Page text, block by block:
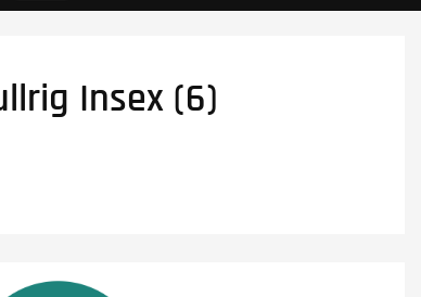
Insex (6)